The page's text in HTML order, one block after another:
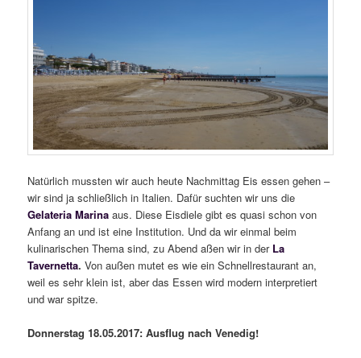
Natürlich mussten wir auch heute Nachmittag Eis essen gehen –
wir sind ja schließlich in Italien. Dafür suchten wir uns die
Gelateria Marina aus. Diese Eisdiele gibt es quasi schon von
Anfang an und ist eine Institution. Und da wir einmal beim
kulinarischen Thema sind, zu Abend aßen wir in der La
Tavernetta.Von außen mutet es wie ein Schnellrestaurant an,
weil es sehr klein ist, aber das Essen wird modern interpretiert
und war spitze.
Donnerstag 18.05.2017: Ausflug nach Venedig!